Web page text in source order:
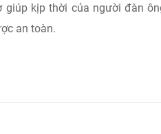
giúp kịp thời của người đàn
an toàn.